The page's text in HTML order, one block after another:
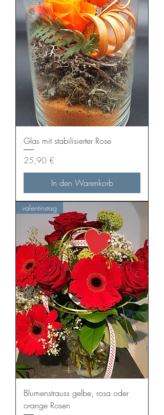
Glas mit stabilisierter Rose
Preis
25,90 €
In den Warenkorb
valentinstag
Blumenstrauss gelbe, rosa oder
orange Rosen